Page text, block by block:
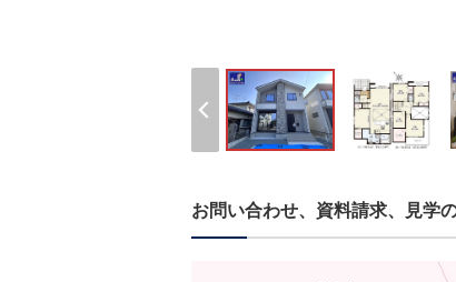
お問い合わせ、資料請求、見学